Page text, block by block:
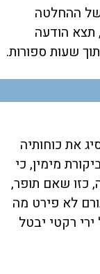
של ההחלטה
הודעה
שעות ספורות.
לישראל 60 יום להסיג את כוחותיה
מימין, כי
כזו שאם תופר,
לא פירט מה
רקטי יבטל